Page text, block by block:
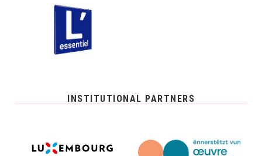
INSTITUTIONAL PARTNERS